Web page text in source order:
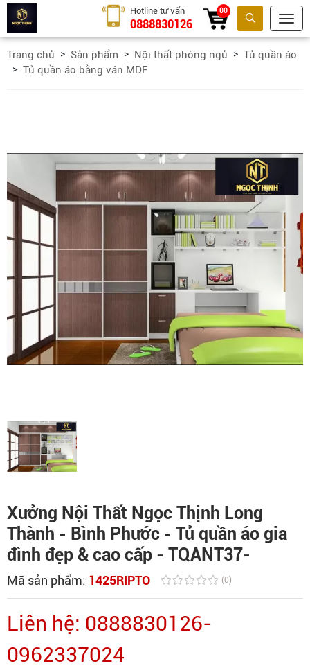
Tìm kiếm
Hotline tư vấn
0888830126
00
Trang chủ Sản phẩm Nội thất phòng ngủ
Tủ quần áo
Tủ quần áo bằng ván MDF
Xưởng Nội Thất Ngọc Thịnh Long
Thành - Bình Phước - Tủ quần áo gia
đình đẹp & cao cấp - TQANT37-
Mã sản phẩm: 1425RIPTO (0)
Liên hệ: 0888830126-
0962337024